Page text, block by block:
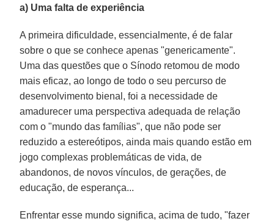
a) Uma falta de experiência
A primeira dificuldade, essencialmente, é de falar
sobre o que se conhece apenas "genericamente".
Uma das questões que o Sínodo retomou de modo
mais eficaz, ao longo de todo o seu percurso de
desenvolvimento bienal, foi a necessidade de
amadurecer uma perspectiva adequada de relação
com o "mundo das famílias", que não pode ser
reduzido a estereótipos, ainda mais quando estão em
jogo complexas problemáticas de vida, de
abandonos, de novos vínculos, de gerações, de
educação, de esperança...
Enfrentar esse mundo significa, acima de tudo, "fazer